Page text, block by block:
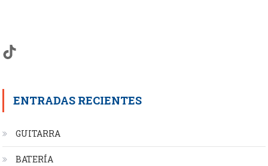
TikTok
ENTRADAS RECIENTES
GUITARRA
BATERÍA